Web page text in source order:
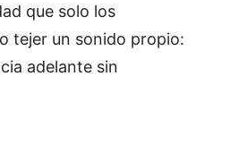
que solo los
tejer un sonido propio:
adelante sin